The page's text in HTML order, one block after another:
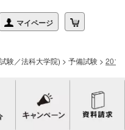
験／法科大学院) > 予備試験 > 2018